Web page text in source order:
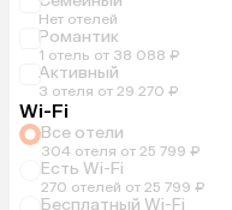
Нет отелей
Романтик
1 отель от 38 088 ₽
Активный
3 отеля от 29 270 ₽
Wi-Fi
Все отели
304 отеля от 25 799 ₽
Есть Wi-Fi
270 отелей от 25 799 ₽
Бесплатный Wi-Fi